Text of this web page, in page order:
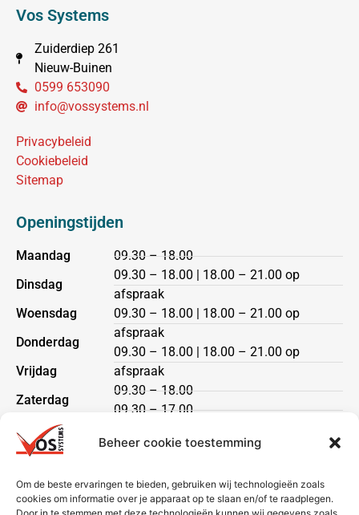
Beheer cookie toestemming
Om de beste ervaringen te bieden, gebruiken wij technologieën zoals
cookies om informatie over je apparaat op te slaan en/of te raadplegen.
Vos Systems
Zuiderdiep 261
Nieuw-Buinen
0599 653090
info@vossystems.nl
Privacybeleid
Cookiebeleid
Sitemap
Openingstijden
Maandag
Dinsdag
Woensdag
Donderdag
Vrijdag
Zaterdag
Zondag
09.30 – 18.00
09.30 – 18.00 | 18.00 – 21.00 op
afspraak
09.30 – 18.00 | 18.00 – 21.00 op
afspraak
09.30 – 18.00 | 18.00 – 21.00 op
afspraak
09.30 – 18.00
09.30 – 17.00
Heeft u een vraag?